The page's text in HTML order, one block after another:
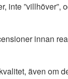
inte ”villhöver”,
innan
även om